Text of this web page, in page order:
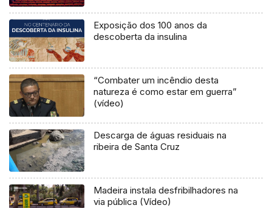
Exposição dos 100 anos da
descoberta da insulina
“Combater um incêndio desta
natureza é como estar em guerra”
(vídeo)
Descarga de águas residuais na
ribeira de Santa Cruz
Madeira instala desfribilhadores na
via pública (Vídeo)